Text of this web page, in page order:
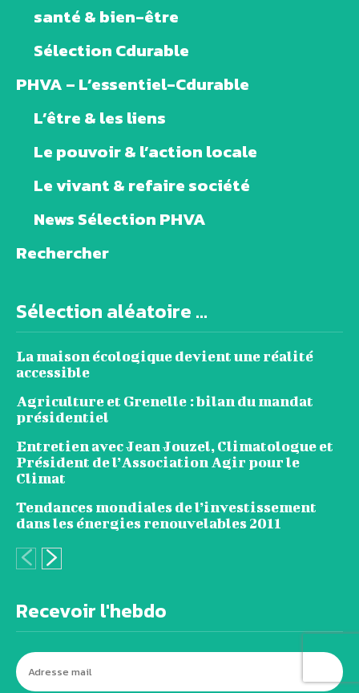
santé & bien-être
Sélection Cdurable
PHVA – L’essentiel-Cdurable
L’être & les liens
Le pouvoir & l’action locale
Le vivant & refaire société
News Sélection PHVA
Rechercher
Sélection aléatoire ...
La maison écologique devient une réalité
accessible
Agriculture et Grenelle : bilan du mandat
présidentiel
Entretien avec Jean Jouzel, Climatologue et
Président de l’Association Agir pour le
Climat
Tendances mondiales de l’investissement
dans les énergies renouvelables 2011
Recevoir l'hebdo